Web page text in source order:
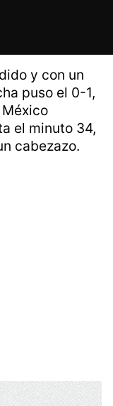
y con un
puso el 0-1,
el minuto 34,
cabezazo.